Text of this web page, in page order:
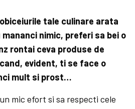
tale culinare arata
nimic, preferi sa bei o
rontai ceva produse de
evident, ti se face o
mult si prost…
mic efort si sa respecti cele